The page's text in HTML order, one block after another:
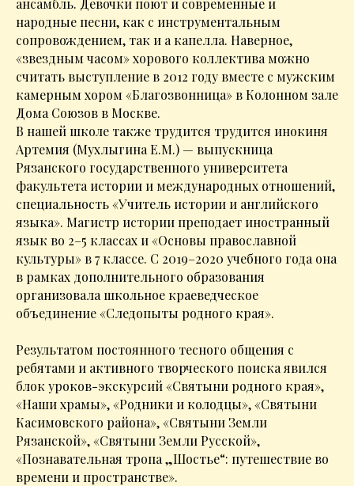
ансамбль. Девочки поют и современные и
народные песни, как с инструментальным
сопровождением, так и а капелла. Наверное,
«звездным часом» хорового коллектива можно
считать выступление в 2012 году вместе с мужским
камерным хором «Благозвонница» в Колонном зале
Дома Союзов в Москве.
В нашей школе также трудится трудится инокиня
Артемия (Мухлыгина Е.М.) — выпускница
Рязанского государственного университета
факультета истории и международных отношений,
специальность «Учитель истории и английского
языка». Магистр истории преподает иностранный
язык во 2–5 классах и «Основы православной
культуры» в 7 классе. С 2019–2020 учебного года она
в рамках дополнительного образования
организовала школьное краеведческое
объединение «Следопыты родного края».
Результатом постоянного тесного общения с
ребятами и активного творческого поиска явился
блок уроков-экскурсий «Святыни родного края»,
«Наши храмы», «Родники и колодцы», «Святыни
Касимовского района», «Святыни Земли
Рязанской», «Святыни Земли Русской»,
«Познавательная тропа „Шостье“: путешествие во
времени и пространстве».